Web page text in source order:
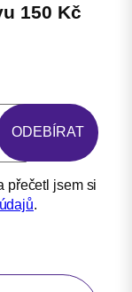
150 Kč
přečetl jsem si
.